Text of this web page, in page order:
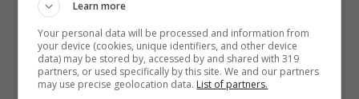
screenstreamer
Lee e che rende possibile il trasferimento dei
contenuti, tra cui anche l’emulazione degli
Learn more
Your personal data will be processed and information from
your device (cookies, unique identifiers, and other device
data) may be stored by, accessed by and shared with 319
partners, or used specifically by this site. We and our partners
may use precise geolocation data. List of partners.